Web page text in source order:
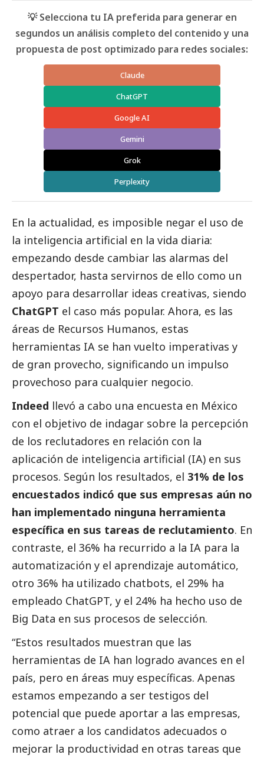
💡 Selecciona tu IA preferida para generar en
segundos un análisis completo del contenido y una
propuesta de post optimizado para redes sociales:
Claude
ChatGPT
Google AI
Gemini
Grok
Perplexity
En la actualidad, es imposible negar el uso de
la inteligencia artificial en la vida diaria:
empezando desde cambiar las alarmas del
despertador, hasta servirnos de ello como un
apoyo para desarrollar ideas creativas, siendo
ChatGPT el caso más popular. Ahora, es las
áreas de Recursos Humanos, estas
herramientas IA se han vuelto imperativas y
de gran provecho, significando un impulso
provechoso para cualquier negocio.
Indeed llevó a cabo una encuesta en México
con el objetivo de indagar sobre la percepción
de los reclutadores en relación con la
aplicación de inteligencia artificial (IA) en sus
procesos. Según los resultados, el 31% de los
encuestados indicó que sus empresas aún no
han implementado ninguna herramienta
específica en sus tareas de reclutamiento. En
contraste, el 36% ha recurrido a la IA para la
automatización y el aprendizaje automático,
otro 36% ha utilizado chatbots, el 29% ha
empleado ChatGPT, y el 24% ha hecho uso de
Big Data en sus procesos de selección.
“Estos resultados muestran que las
herramientas de IA han logrado avances en el
país, pero en áreas muy específicas. Apenas
estamos empezando a ser testigos del
potencial que puede aportar a las empresas,
como atraer a los candidatos adecuados o
mejorar la productividad en otras tareas que